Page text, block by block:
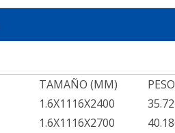
TAMAÑO (MM)
1.6X1116X2400
1.6X1116X2700